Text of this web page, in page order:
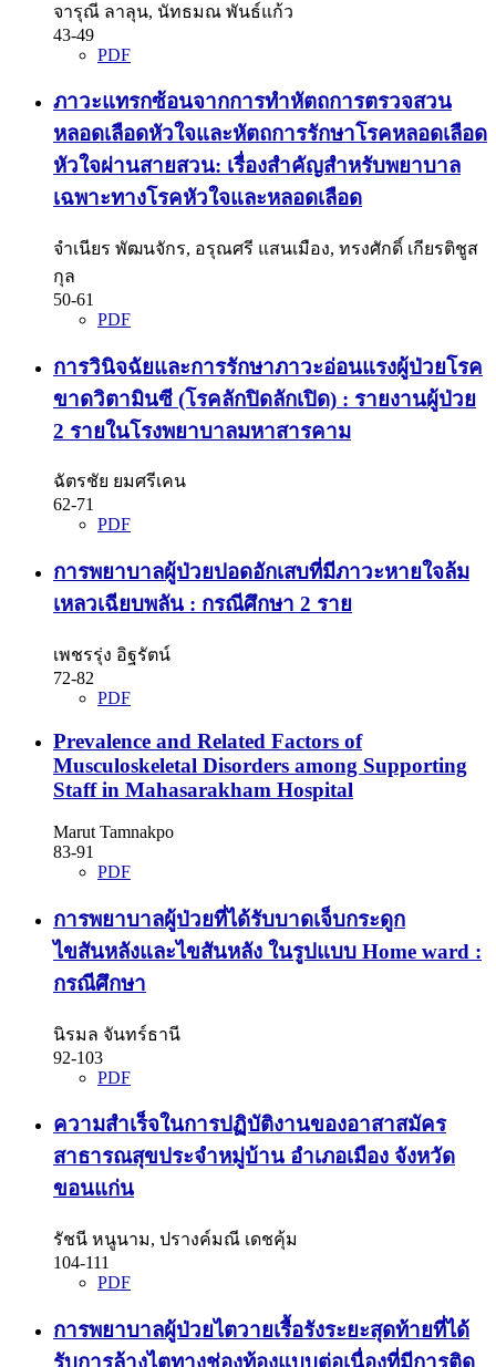
จารุณี ลาลุน, นัทธมณ พันธ์แก้ว
43-49
PDF
ภาวะแทรกซ้อนจากการทำหัตถการตรวจสวน
หลอดเลือดหัวใจและหัตถการรักษาโรคหลอดเลือด
หัวใจผ่านสายสวน: เรื่องสำคัญสำหรับพยาบาล
เฉพาะทางโรคหัวใจและหลอดเลือด
จำเนียร พัฒนจักร, อรุณศรี แสนเมือง, ทรงศักดิ์ เกียรติชูส
กุล
50-61
PDF
การวินิจฉัยและการรักษาภาวะอ่อนแรงผู้ป่วยโรค
ขาดวิตามินซี (โรคลักปิดลักเปิด) : รายงานผู้ป่วย
2 รายในโรงพยาบาลมหาสารคาม
ฉัตรชัย ยมศรีเคน
62-71
PDF
การพยาบาลผู้ป่วยปอดอักเสบที่มีภาวะหายใจล้ม
เหลวเฉียบพลัน : กรณีศึกษา 2 ราย
เพชรรุ่ง อิฐรัตน์
72-82
PDF
Prevalence and Related Factors of
Musculoskeletal Disorders among Supporting
Staff in Mahasarakham Hospital
Marut Tamnakpo
83-91
PDF
การพยาบาลผู้ป่วยที่ได้รับบาดเจ็บกระดูก
ไขสันหลังและไขสันหลัง ในรูปแบบ Home ward :
กรณีศึกษา
นิรมล จันทร์ธานี
92-103
PDF
ความสำเร็จในการปฏิบัติงานของอาสาสมัคร
สาธารณสุขประจำหมู่บ้าน อำเภอเมือง จังหวัด
ขอนแก่น
รัชนี หนูนาม, ปรางค์มณี เดชคุ้ม
104-111
PDF
การพยาบาลผู้ป่วยไตวายเรื้อรังระยะสุดท้ายที่ได้
รับการล้างไตทางช่องท้องแบบต่อเนื่องที่มีการติด